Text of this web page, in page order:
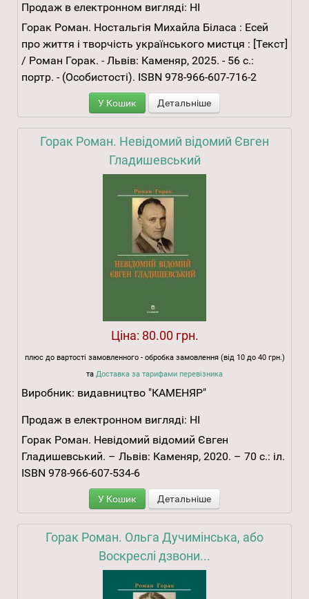
Продаж в електронном вигляді: НІ
Горак Роман. Ностальгія Михайла Біласа : Есей
про життя і творчість українського мистця : [Текст]
/ Роман Горак. - Львів: Каменяр, 2025. - 56 с.:
портр. - (Особистості). ISBN 978-966-607-716-2
У Кошик Детальніше
Горак Роман. Невідомий відомий Євген
Гладишевський
Ціна: 80.00 грн.
плюс до вартості замовленного - обробка замовлення (від 10 до 40 грн.)
та Доставка за тарифами перевізника
Виробник: видавництво "КАМЕНЯР"
Продаж в електронном вигляді: НІ
Горак Роман. Невідомий відомий Євген
Гладишевський. – Львів: Каменяр, 2020. – 70 с.: іл.
ISBN 978-966-607-534-6
У Кошик Детальніше
Горак Роман. Ольга Дучимінська, або
Воскреслі дзвони...